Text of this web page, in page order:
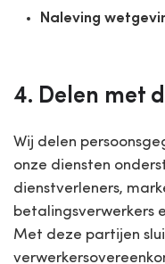
Naleving
4. Delen met
Wij delen
onze diensten
dienstverleners,
betalingsverwerkers
Met deze partijen